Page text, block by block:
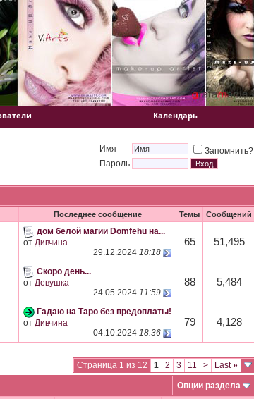
Календарь
Имя
Запомнить?
Пароль
Последнее сообщение Темы Сообщений
дом белой магии Domfehu на...
от Дивчина
29.12.2024 18:18
65 51,495
Скоро день...
от Девушка
24.05.2024 11:59
88 5,484
Гадаю на Таро без предоплаты!
от Дивчина
04.10.2024 18:36
79 4,128
Страница 1 из 12 1 2 3 11 > Last»
Опции раздела